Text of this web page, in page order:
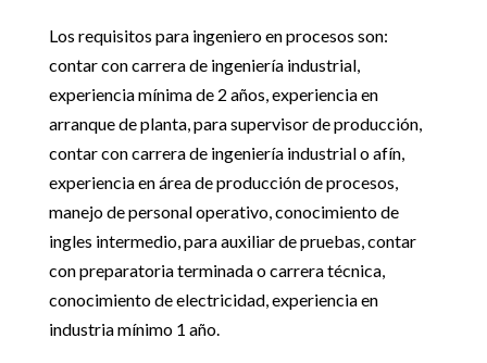
Los requisitos para ingeniero en procesos son:
contar con carrera de ingeniería industrial,
experiencia mínima de 2 años, experiencia en
arranque de planta, para supervisor de producción,
contar con carrera de ingeniería industrial o afín,
experiencia en área de producción de procesos,
manejo de personal operativo, conocimiento de
ingles intermedio, para auxiliar de pruebas, contar
con preparatoria terminada o carrera técnica,
conocimiento de electricidad, experiencia en
industria mínimo 1 año.